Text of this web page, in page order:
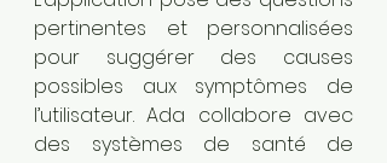
pertinentes et personnalisées
pour suggérer des causes
possibles aux symptômes de
l’utilisateur. Ada collabore avec
des systèmes de santé de